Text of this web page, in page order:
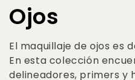
C
o
l
Ojos
El maquillaje de ojos es
En esta colección
delineadores, primers y